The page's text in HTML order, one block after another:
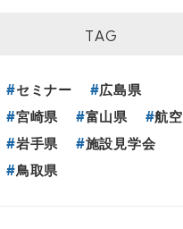
TAG
セミナー
広島県
宮崎県
富山県
航空
岩手県
施設見学会
鳥取県